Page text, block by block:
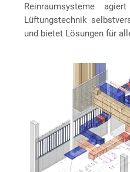
Reinraumsysteme
Lüftungstechnik
und bietet Lösungen für